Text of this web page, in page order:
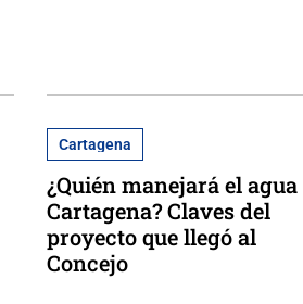
Cartagena
¿Quién manejará el agua
Cartagena? Claves del
proyecto que llegó al
Concejo